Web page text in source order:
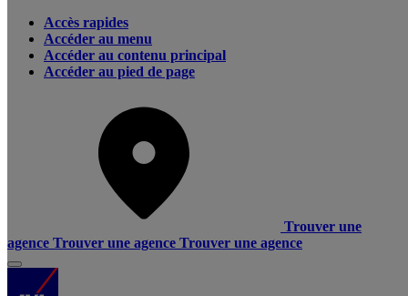
Accès rapides
Accéder au menu
Accéder au contenu principal
Accéder au pied de page
Trouver une
agence Trouver une agence Trouver une agence